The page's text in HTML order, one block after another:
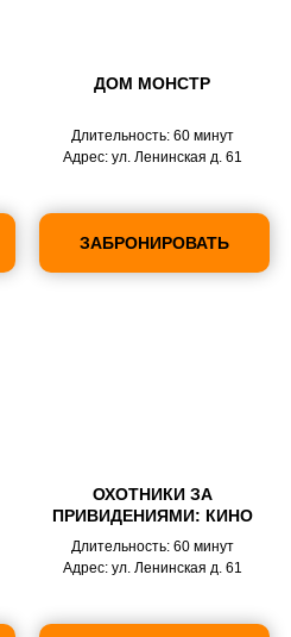
ДОМ МОНСТР
Длительность: 60 минут
Адрес: ул. Ленинская д. 61
ЗАБРОНИРОВАТЬ
ОХОТНИКИ ЗА
ПРИВИДЕНИЯМИ: КИНО
Длительность: 60 минут
Адрес: ул. Ленинская д. 61